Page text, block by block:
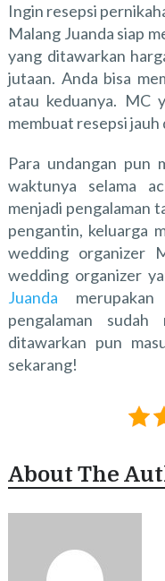
Ingin resepsi
Malang Juanda siap
yang ditawarkan
jutaan. Anda bisa
atau keduanya. MC
membuat resepsi jauh
Para undangan pun
waktunya selama
menjadi pengalaman
pengantin, keluarga
wedding organizer
wedding organizer
Juanda
pengalaman
ditawarkan pun
sekarang!
About The